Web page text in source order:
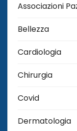
Associazioni
Bellezza
Cardiologia
Chirurgia
Covid
Dermatologia